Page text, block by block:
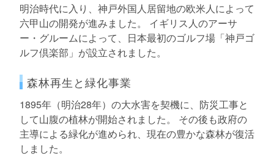
明治時代に入り、神戸外国人居留地の欧米人によって
六甲山の開発が進みました。 イギリス人のアーサ
ー・グルームによって、日本最初のゴルフ場「神戸ゴ
ルフ倶楽部」が設立されました。
森林再生と緑化事業
1895年（明治28年）の大水害を契機に、防災工事と
して山腹の植林が開始されました。 その後も政府の
主導による緑化が進められ、現在の豊かな森林が復活
しました。